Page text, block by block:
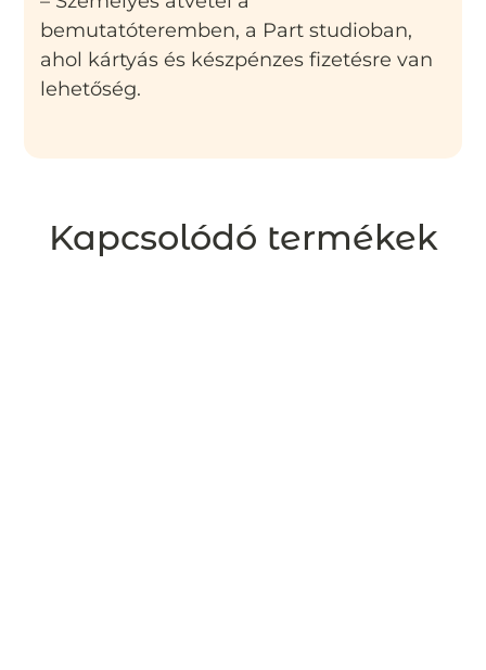
bemutatóteremben, a Part studioban,
ahol kártyás és készpénzes fizetésre van
lehetőség.
Kapcsolódó termékek